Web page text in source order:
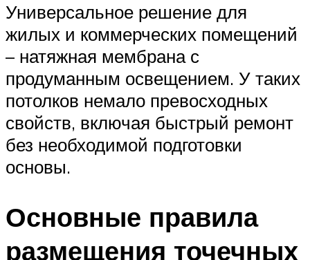
Универсальное решение для
жилых и коммерческих помещений
– натяжная мембрана с
продуманным освещением. У таких
потолков немало превосходных
свойств, включая быстрый ремонт
без необходимой подготовки
основы.
Основные правила
размещения точечных